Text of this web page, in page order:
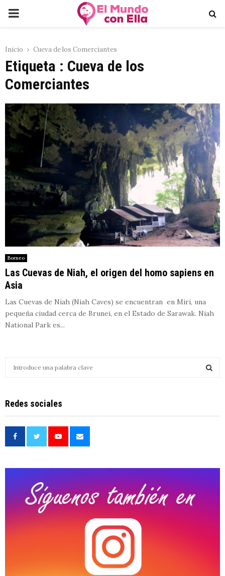
PRIMARY
Inicio Cueva de los Comerciantes
Etiqueta : Cueva de los
Comerciantes
Borneo
Las Cuevas de Niah, el origen del homo sapiens en
Asia
Las Cuevas de Niah (Niah Caves) se encuentran en Miri, una
pequeña ciudad cerca de Brunei, en el Estado de Sarawak. Niah
National Park es...
c
h
f
r
C
Redes sociales